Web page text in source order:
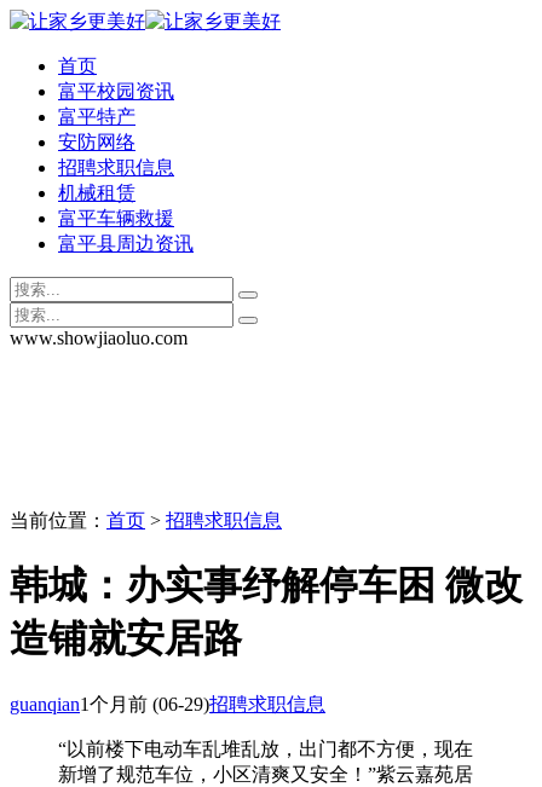
首页
富平校园资讯
富平特产
安防网络
招聘求职信息
机械租赁
富平车辆救援
富平县周边资讯
www.showjiaoluo.com
当前位置： 首页 > 招聘求职信息
韩城：办实事纾解停车困 微改
造铺就安居路
guanqian1个月前 (06-29)招聘求职信息
“以前楼下电动车乱堆乱放，出门都不方便，现在
新增了规范车位，小区清爽又安全！”紫云嘉苑居